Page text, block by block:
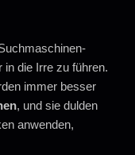
die Irre zu führen.
immer besser
, und sie dulden
anwenden,